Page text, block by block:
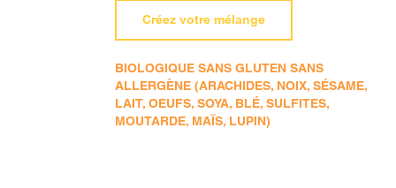
Créez votre mélange
BIOLOGIQUE SANS GLUTEN SANS
ALLERGÈNE (ARACHIDES, NOIX, SÉSAME,
LAIT, OEUFS, SOYA, BLÉ, SULFITES,
MOUTARDE, MAÏS, LUPIN)